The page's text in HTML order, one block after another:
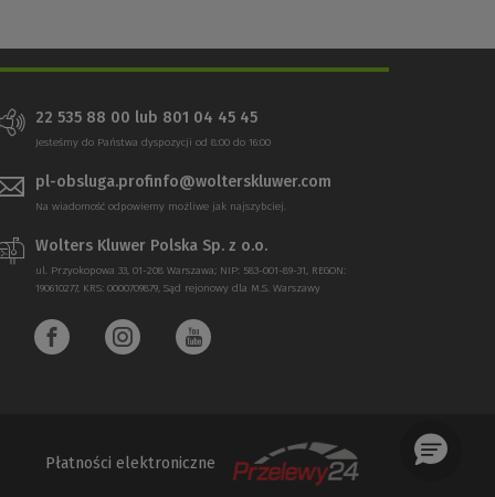
22 535 88 00 lub 801 04 45 45
Jesteśmy do Państwa dyspozycji od 8:00 do 16:00
pl-obsluga.profinfo@wolterskluwer.com
Na wiadomość odpowiemy możliwe jak najszybciej.
Wolters Kluwer Polska Sp. z o.o.
ul. Przyokopowa 33, 01-208 Warszawa; NIP: 583-001-89-31, REGON:
190610277, KRS: 0000709879, Sąd rejonowy dla M.S. Warszawy
Płatności elektroniczne
(Nowe
(Link